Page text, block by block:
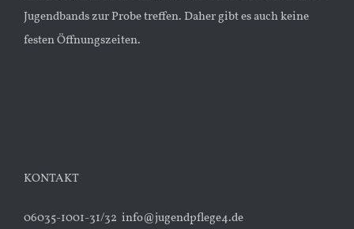
Jugendbands zur Probe treffen. Daher gibt es auch keine
festen Öffnungszeiten.
KONTAKT
06035-1001-31/32 info@jugendpflege4.de